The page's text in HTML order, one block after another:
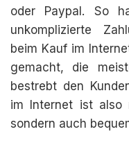
oder Paypal. So
unkomplizierte
beim Kauf im
gemacht, die
bestrebt den
im Internet ist also
sondern auch